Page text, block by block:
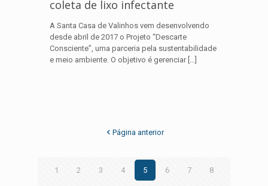
coleta de lixo infectante
A Santa Casa de Valinhos vem desenvolvendo
desde abril de 2017 o Projeto “Descarte
Consciente”, uma parceria pela sustentabilidade
e meio ambiente. O objetivo é gerenciar[…]
Página anterior
1 2 3 4 5 6 7 8